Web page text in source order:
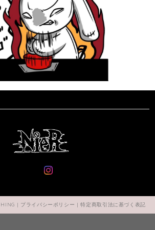
| プライバシーポリシー |特定商取引法に基づく表記